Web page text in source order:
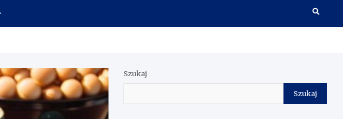
Szukaj
Szukaj